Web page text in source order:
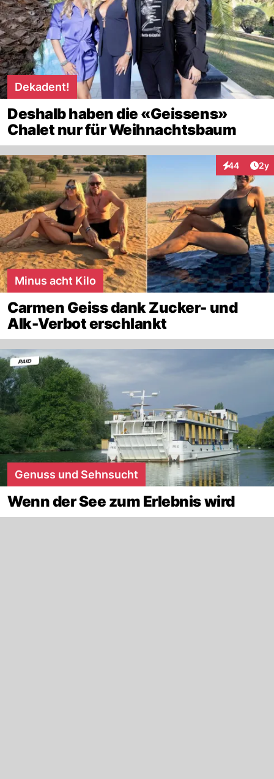
Dekadent!
Deshalb haben die «Geissens»
Chalet nur für Weihnachtsbaum
44
Interaktionen
2y
Minus acht Kilo
Carmen Geiss dank Zucker- und
Alk-Verbot erschlankt
Genuss und Sehnsucht
Wenn der See zum Erlebnis wird